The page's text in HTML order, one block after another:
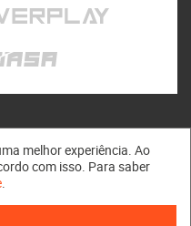
- 2026
melhor experiência. Ao
com isso. Para saber
.